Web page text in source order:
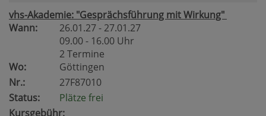
vhs-Akademie: "Gesprächsführung mit Wirkung"
Wann:
26.01.27 - 27.01.27
09.00 - 16.00 Uhr
2 Termine
Wo:
Göttingen
Nr.:
27F87010
Status:
Plätze frei
Kursgebühr: